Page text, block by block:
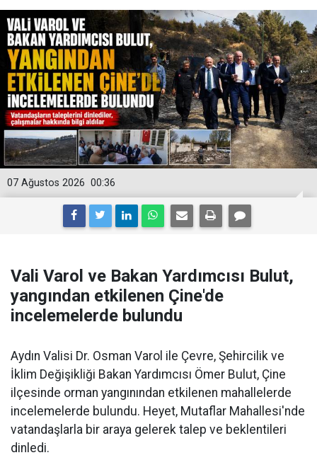
00:36
07 Ağustos 2026
Vali Varol ve Bakan Yardımcısı Bulut,
yangından etkilenen Çine'de
incelemelerde bulundu
Aydın Valisi Dr. Osman Varol ile Çevre, Şehircilik ve
İklim Değişikliği Bakan Yardımcısı Ömer Bulut, Çine
ilçesinde orman yangınından etkilenen mahallelerde
incelemelerde bulundu. Heyet, Mutaflar Mahallesi'nde
vatandaşlarla bir araya gelerek talep ve beklentileri
dinledi.